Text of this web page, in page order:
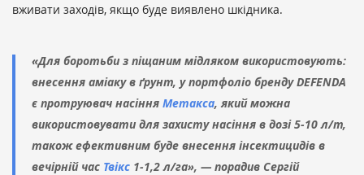
вживати заходів, якщо буде виявлено шкідника.
«Для боротьби з піщаним мідляком використовують:
внесення аміаку в ґрунт, у портфоліо бренду DEFENDA
є протруювач насіння Метакса, який можна
використовувати для захисту насіння в дозі 5-10 л/т,
також ефективним буде внесення інсектицидів в
вечірній час Твікс 1-1,2 л/га», — порадив Сергій